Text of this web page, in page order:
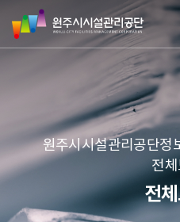
네
본문 바
메뉴 바
원
주
시
리
공
단
원주시시설관리공단정
전체
전